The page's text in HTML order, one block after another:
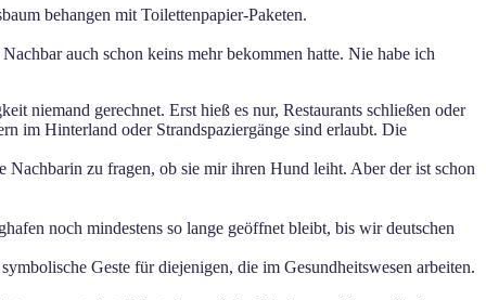
behangen mit Toilettenpapier-Paketen.
auch schon keins mehr bekommen hatte. Nie habe ich
niemand gerechnet. Erst hieß es nur, Restaurants schließen oder
im Hinterland oder Strandspaziergänge sind erlaubt. Die
zu fragen, ob sie mir ihren Hund leiht. Aber der ist schon
noch mindestens so lange geöffnet bleibt, bis wir deutschen
Geste für diejenigen, die im Gesundheitswesen arbeiten.